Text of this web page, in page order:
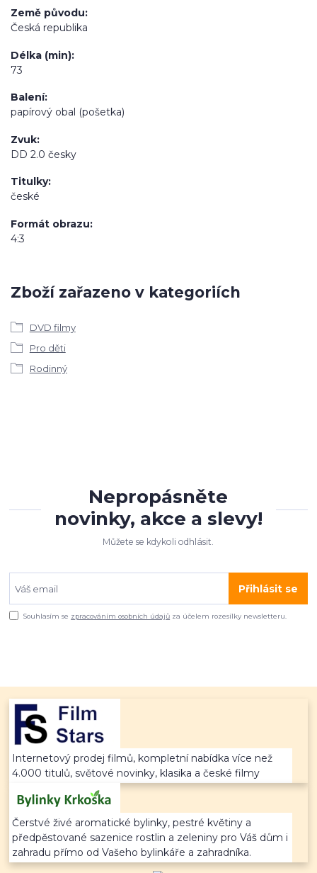
Země původu
Česká republika
Délka (min)
73
Balení
papírový obal (pošetka)
Zvuk
DD 2.0 česky
Titulky
české
Formát obrazu
4:3
Zboží zařazeno v kategoriích
DVD filmy
Pro děti
Rodinný
Nepropásněte
novinky, akce a slevy!
Můžete se kdykoli odhlásit.
Přihlásit se
Souhlasím se zpracováním osobních údajů za účelem rozesílky newsletteru.
Internetový prodej filmů, kompletní nabídka více než
4.000 titulů, světové novinky, klasika a české filmy
Čerstvé živé aromatické bylinky, pestré květiny a
předpěstované sazenice rostlin a zeleniny pro Váš dům i
zahradu přímo od Vašeho bylinkáře a zahradníka.